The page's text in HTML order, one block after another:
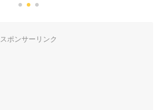
スポンサーリンク